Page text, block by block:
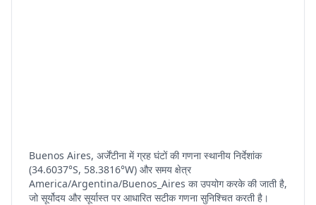
Buenos Aires, अर्जेंटीना में ग्रह घंटों की गणना स्थानीय निर्देशांक
(34.6037°S, 58.3816°W) और समय क्षेत्र
America/Argentina/Buenos_Aires का उपयोग करके की जाती है,
जो सूर्योदय और सूर्यास्त पर आधारित सटीक गणना सुनिश्चित करती है।